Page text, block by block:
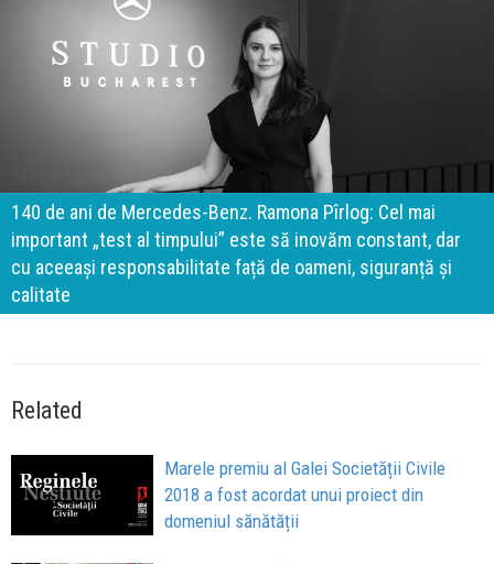
140 de ani de Mercedes-Benz. Ramona Pîrlog: Cel mai
important „test al timpului” este să inovăm constant, dar
cu aceeași responsabilitate față de oameni, siguranță și
calitate
Related
Marele premiu al Galei Societății Civile
2018 a fost acordat unui proiect din
domeniul sănătății